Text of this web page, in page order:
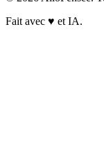
Fait avec ♥ et IA.